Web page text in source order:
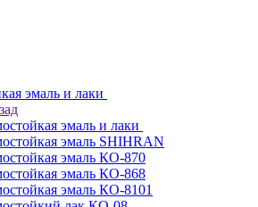
эмаль и лаки
эмаль и лаки
эмаль SHIHRAN
эмаль КО-870
эмаль КО-868
эмаль КО-8101